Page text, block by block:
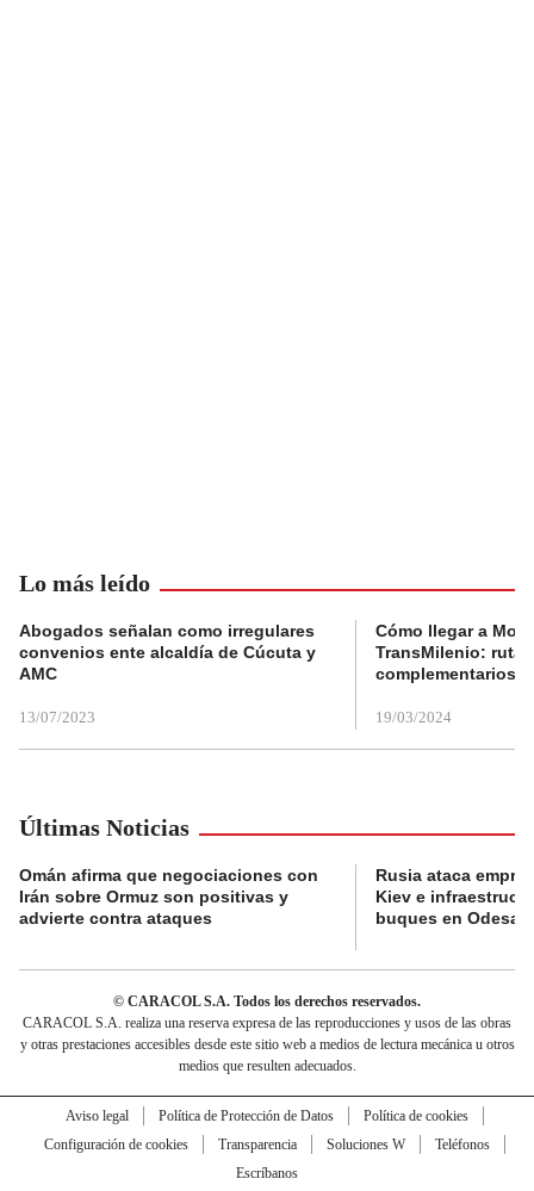
Lo más leído
Abogados señalan como irregulares
convenios ente alcaldía de Cúcuta y
AMC
13/07/2023
Cómo llegar a
TransMilenio:
complementarios
19/03/2024
Últimas Noticias
Omán afirma que negociaciones con
Irán sobre Ormuz son positivas y
advierte contra ataques
Rusia ataca
Kiev e
buques en Odesa
© CARACOL S.A. Todos los derechos reservados.
CARACOL S.A. realiza una reserva expresa de las reproducciones y usos de las obras
y otras prestaciones accesibles desde este sitio web a medios de lectura mecánica u otros
medios que resulten adecuados.
Aviso legal Política de Protección de Datos
Política de cookies
Configuración de cookies
Transparencia Soluciones W
Teléfonos
Escríbanos